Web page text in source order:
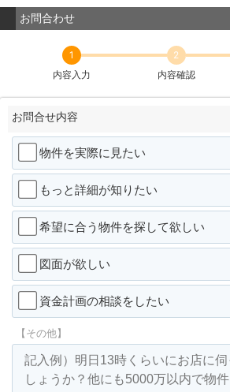
お問合わせ
1
内容入力
2
内容確認
お問合せ内容
物件を実際に見たい
もっと詳細が知りたい
希望に合う物件を探して欲しい
図面が欲しい
資金計画の相談をしたい
【その他】